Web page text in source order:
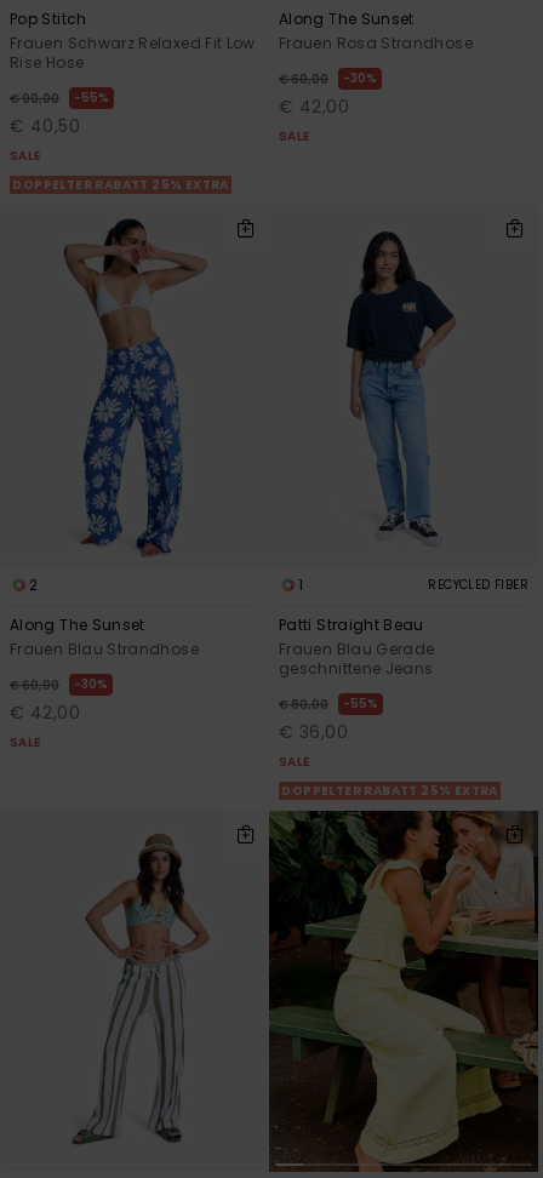
Pop Stitch
Frauen Schwarz Relaxed Fit Low
Rise Hose
€ 90,00 55%
€ 40,50
SALE
DOPPELTER RABATT 25% EXTRA
Along The Sunset
Frauen Rosa Strandhose
€ 60,00 30%
€ 42,00
SALE
2
Along The Sunset
Frauen Blau Strandhose
€ 60,00 30%
€ 42,00
SALE
1 RECYCLED FIBER
Patti Straight Beau
Frauen Blau Gerade
geschnittene Jeans
€ 80,00 55%
€ 36,00
SALE
DOPPELTER RABATT 25% EXTRA